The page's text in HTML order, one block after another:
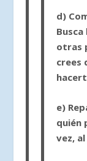
d)
otras
crees
e)
quién
vez,